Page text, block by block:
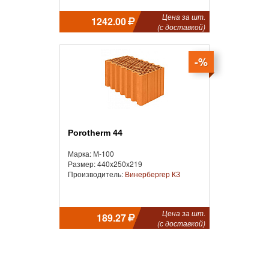
1242.00
Цена за шт.
(с доставкой)
-%
Porotherm 44
Марка: М-100
Размер: 440x250x219
Производитель: Винербергер КЗ
189.27
Цена за шт.
(с доставкой)